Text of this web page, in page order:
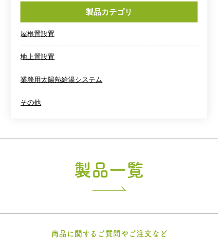
製品カテゴリ
屋根置設置
地上置設置
業務用太陽熱給湯システム
その他
製品一覧
商品に関するご質問やご注文など